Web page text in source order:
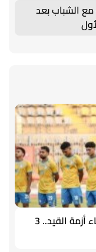
الشباب بعد
مبيت...الإسماعيلي يقترب من إنهاء أزمة القيد.. 3